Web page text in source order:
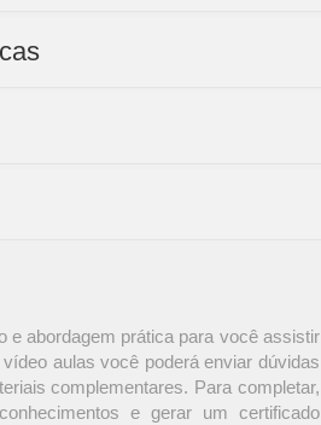
e abordagem prática para você assistir
aulas você poderá enviar dúvidas
complementares. Para completar,
e gerar um certificado